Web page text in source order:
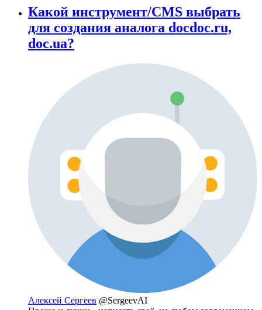
Какой инструмент/CMS выбрать
для создания аналога docdoc.ru,
doc.ua?
Алексей Сергеев @SergeevAI